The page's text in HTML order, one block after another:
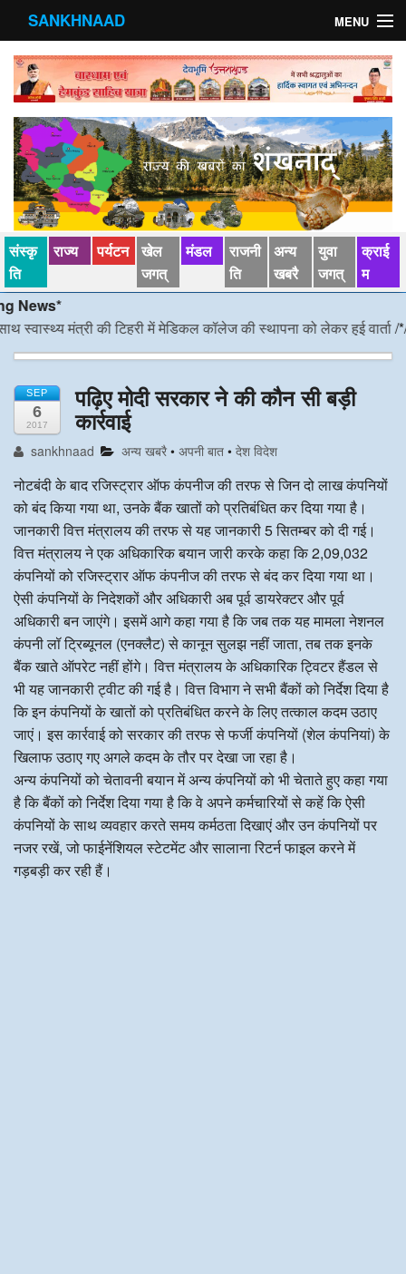
SANKHNAAD MENU
मुख्य पृष्ठ
राज्य
मंडल
संस्कृति
खेल जगत्
पर्यटन
पड़ोसी राज्य
स्वास्‍थ्य
देश विदेश
अन्य खबरै
संस्कृ
ति
राज्य पर्यटन खेल
जगत्
मंडल
राजनी
ति
अन्य
खबरै
युवा
जगत्
क्राई
म
मंत्री की टिहरी में मेडिकल कॉलेज की स्थापना को लेकर हुई वार्ता/*/
SEP
6
2017
पढ़िए मोदी सरकार ने की कौन सी बड़ी
कार्रवाई
sankhnaad अन्य खबरै •अपनी बात •देश विदेश
नोटबंदी के बाद रजिस्ट्रार ऑफ कंपनीज की तरफ से जिन दो लाख कंपनियों
को बंद किया गया था, उनके बैंक खातों को प्रतिबंधित कर दिया गया है।
जानकारी वित्त मंत्रालय की तरफ से यह जानकारी 5 सितम्बर को दी गई।
वित्त मंत्रालय ने एक अधिकारिक बयान जारी करके कहा कि 2,09,032
कंपनियों को रजिस्ट्रार ऑफ कंपनीज की तरफ से बंद कर दिया गया था।
ऐसी कंपनियों के निदेशकों और अधिकारी अब पूर्व डायरेक्टर और पूर्व
अधिकारी बन जाएंगे। इसमें आगे कहा गया है कि जब तक यह मामला नेशनल
कंपनी लॉ ट्रिब्यूनल (एनक्लैट) से कानून सुलझ नहीं जाता, तब तक इनके
बैंक खाते ऑपरेट नहीं होंगे। वित्त मंत्रालय के अधिकारिक ट्विटर हैंडल से
भी यह जानकारी ट्वीट की गई है। वित्त विभाग ने सभी बैंकों को निर्देश दिया है
कि इन कंपनियों के खातों को प्रतिबंधित करने के लिए तत्काल कदम उठाए
जाएं। इस कार्रवाई को सरकार की तरफ से फर्जी कंपनियों (शेल कंपनियां) के
खिलाफ उठाए गए अगले कदम के तौर पर देखा जा रहा है।
अन्य कंपनियों को चेतावनी बयान में अन्य कंपनियों को भी चेताते हुए कहा गया
है कि बैंकों को निर्देश दिया गया है कि वे अपने कर्मचारियों से कहें कि ऐसी
कंपनियों के साथ व्यवहार करते समय कर्मठता दिखाएं और उन कंपनियों पर
नजर रखें, जो फाईनेंशियल स्टेटमेंट और सालाना रिटर्न फाइल करने में
गड़बड़ी कर रही हैं।